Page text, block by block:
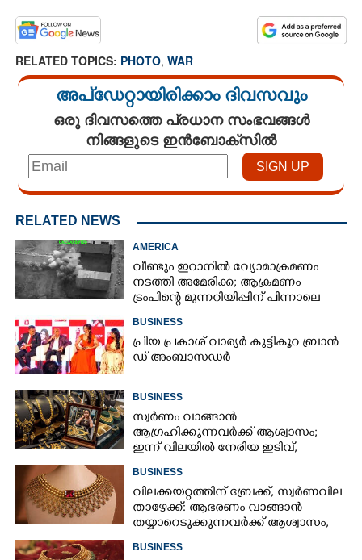
RELATED TOPICS: PHOTO, WAR
അപ്ഡേറ്റായിരിക്കാം ദിവസവും
ഒരു ദിവസത്തെ പ്രധാന സംഭവങ്ങൾ
നിങ്ങളുടെ ഇൻബോക്സിൽ
RELATED NEWS
AMERICA
വീണ്ടും ഇറാനിൽ വ്യോമാക്രമണം
നടത്തി അമേരിക്ക; ആക്രമണം
ട്രംപിന്റെ മുന്നറിയിപ്പിന് പിന്നാലെ
BUSINESS
പ്രി​യ​ ​പ്ര​കാ​ശ് ​വാ​ര്യർ കു​ട്ടി​കൂ​റ​ ​ ബ്രാ​ൻ​
ഡ് ​അം​ബാ​സ​ഡ​ർ
BUSINESS
സ്വർണം വാങ്ങാൻ
ആഗ്രഹിക്കുന്നവർക്ക് ആശ്വാസം;
ഇന്ന് വിലയിൽ നേരിയ ഇടിവ്,
നിരക്കറിയാം
BUSINESS
വിലക്കയറ്റത്തിന് ബ്രേക്ക്, സ്വർണവില
താഴേക്ക്: ആഭരണം വാങ്ങാൻ
തയ്യാറെടുക്കുന്നവർക്ക് ആശ്വാസം,
ഇന്നത്തെ നിരക്കറിയാം
BUSINESS